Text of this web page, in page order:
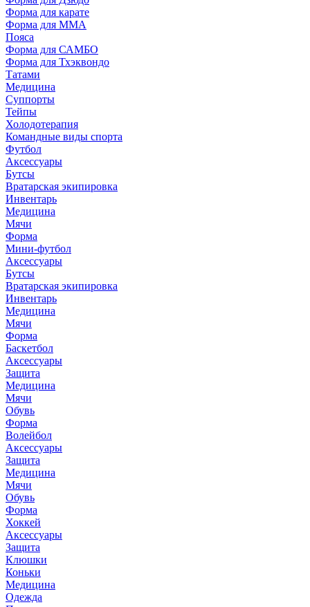
Форма для карате
Форма для MMA
Пояса
Форма для САМБО
Форма для Тхэквондо
Татами
Медицина
Суппорты
Тейпы
Холодотерапия
Командные виды спорта
Футбол
Аксессуары
Бутсы
Вратарская экипировка
Инвентарь
Медицина
Мячи
Форма
Мини-футбол
Аксессуары
Бутсы
Вратарская экипировка
Инвентарь
Медицина
Мячи
Форма
Баскетбол
Аксессуары
Защита
Медицина
Мячи
Обувь
Форма
Волейбол
Аксессуары
Защита
Медицина
Мячи
Обувь
Форма
Хоккей
Аксессуары
Защита
Клюшки
Коньки
Медицина
Одежда